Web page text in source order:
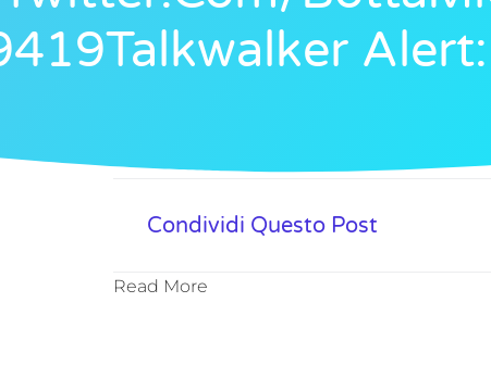
Condividi Questo Post
Read More